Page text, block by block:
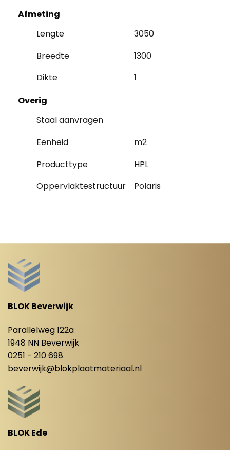
Afmeting
Lengte
3050
Breedte
1300
Dikte
1
Overig
Staal aanvragen
Eenheid
m2
Producttype
HPL
Oppervlaktestructuur
Polaris
BLOK Beverwijk
Parallelweg 122a
1948 NN Beverwijk
0251 - 210 698
beverwijk@blokplaatmateriaal.nl
BLOK Ede